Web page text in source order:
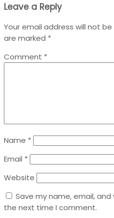
Leave a Reply
Your email address will not be
are marked *
Comment *
Name *
Email *
Website
Save my name, email,
the next time I comment.